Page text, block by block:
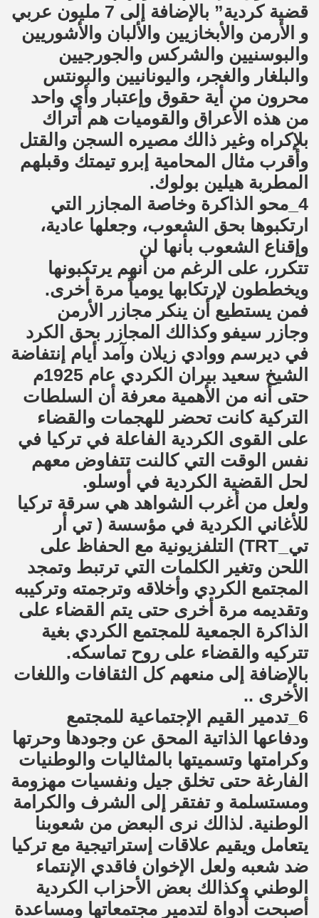
قضية كردية” بالإضافة إلى 7 مليون عربي
و الأرمن والأبخازيين والألبان والأشوريين
والبوسنيين والشركس والجورجيين
والبلغار والغجر، واليونانيين والبونتس
محرون من أية حقوق وإعتبار وأي واحد
من هذه الأعراق والقوميات هم أتراك
بلإكراه وغير ذالك مصيره السجن والقتل
وأقرب مثال المحامية إبرو تيمتك وقبلهم
المطربة هيلين بولوك.
4_محو الذاكرة وخاصة المجازر التي
ارتكبوها بحق الشعوب، وجعلها عادية،
وإقناع الشعوب بأنها لن
تتكرر، على الرغم من أنهم يرتكبونها
ويخططون لإرتكابها يومياً مرة أخرى.
فمن يستطيع أن ينكر مجازر الأرمن
وجازر سيفو وكذالك المجازر بحق الكرد
في ديرسم ووادي زيلان وآمد أيام إنتفاضة
الشيخ سعيد بيران الكردي عام 1925م
حتى أنه من الأهمية معرفة أن السلطات
التركية كانت تحضر للهجمات والقضاء
على القوى الكردية الفاعلة في تركيا في
نفس الوقت التي كالنت تتفاوض معهم
لحل القضية الكردية في أوسلو.
ولعل من أغرب الشواهد هي سرقة تركيا
للأغاني الكردية في مؤسسة ( تي أر
تي_TRT) التلفزيونية مع الحفاظ على
اللحن وتغير الكلمات التي ترتبط وتمجد
المجتمع الكردي وأخلاقه وترجمته وتركيبه
وتقديمه مرة أخرى حتى يتم القضاء على
الذاكرة الجمعية للمجتمع الكردي بغية
تتركيه والقضاء على روح تماسكه.
بالإضافة إلى منعهم كل الثقافات واللغات
الأخرى ..
6_تدمير القيم الإجتماعية للمجتمع
ودفاعها الذاتية المحق عن وجودها وحرتها
وكرامتها وتسميتها بالمثاليات والوطنيات
الفارغة حتى تخلق جيل ونفسيات مهزومة
ومستسلمة و تفتقر إلى الشرف والكرامة
الوطنية. لذالك نرى البعض من شعوبنا
يتعامل ويقيم علاقات إستراتيجية مع تركيا
ضد شعبه ولعل الإخوان فاقدي الإنتماء
الوطني وكذالك بعض الأحزاب الكردية
أصبحت أدواة لتدمير مجتمعاتها ومساعدة